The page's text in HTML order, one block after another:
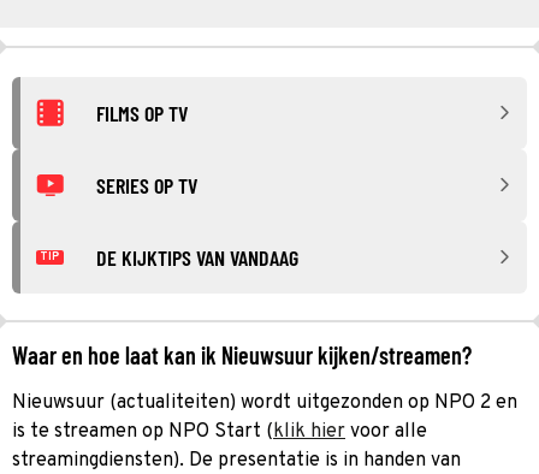
FILMS OP TV
SERIES OP TV
TIP DE KIJKTIPS VAN VANDAAG
Waar en hoe laat kan ik Nieuwsuur kijken/streamen?
Nieuwsuur (actualiteiten) wordt uitgezonden op NPO 2 en
is te streamen op NPO Start (klik hier voor alle
streamingdiensten). De presentatie is in handen van